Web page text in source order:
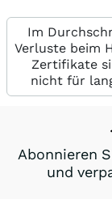
Im
Verluste beim
Zertifikate
nicht für
Abonnieren
und